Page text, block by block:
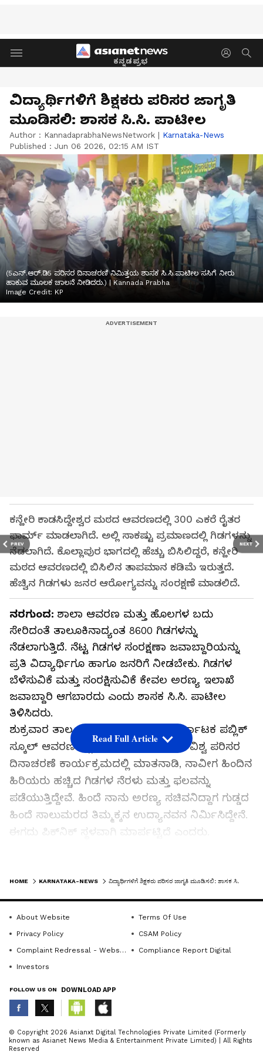
ಕನ್ನಡಪ್ರಭ
PREV NEXT
ವಿದ್ಯಾರ್ಥಿಗಳಿಗೆ ಶಿಕ್ಷಕರು ಪರಿಸರ ಜಾಗೃತಿ
ಮೂಡಿಸಲಿ: ಶಾಸಕ ಸಿ.ಸಿ. ಪಾಟೀಲ
Author : KannadaprabhaNewsNetwork | Karnataka-News
Published : Jun 06 2026, 02:15 AM IST
(5ಎನ್.ಆರ್.ಡಿ5 ಪರಿಸರ ದಿನಾಚರಣಿ ನಿಮಿತ್ತಯ ಶಾಸಕ ಸಿ.ಸಿ.ಪಾಟೀಲ ಸಸಿಗೆ ನೀರು
ಹಾಕುವ ಮೂಲಕ ಚಾಲನೆ ನೀಡಿದರು.) | Kannada Prabha
Image Credit: KP
ಕನ್ಹೇರಿ ಕಾಡಸಿದ್ದೇಶ್ವರ ಮಠದ ಆವರಣದಲ್ಲಿ 300 ಎಕರೆ ರೈತರ
ಫಾರ್ಮ್ ಮಾಡಲಾಗಿದೆ. ಅಲ್ಲಿ ಸಾಕಷ್ಟು ಪ್ರಮಾಣದಲ್ಲಿ ಗಿಡಗಳನ್ನು
ನೆಡಲಾಗಿದೆ. ಕೊಲ್ಲಾಪುರ ಭಾಗದಲ್ಲಿ ಹೆಚ್ಚು ಬಿಸಿಲಿದ್ದರೆ, ಕನ್ಹೇರಿ
ಮಠದ ಆವರಣದಲ್ಲಿ ಬಿಸಿಲಿನ ತಾಪಮಾನ ಕಡಿಮೆ ಇರುತ್ತದೆ.
ಹೆಚ್ವಿನ ಗಿಡಗಳು ಜನರ ಆರೋಗ್ಯವನ್ನು ಸಂರಕ್ಷಣೆ ಮಾಡಲಿದೆ.
ನರಗುಂದ: ಶಾಲಾ ಆವರಣ ಮತ್ತು ಹೊಲಗಳ ಬದು
ಸೇರಿದಂತೆ ತಾಲೂಕಿನಾದ್ಯಂತ 8600 ಗಿಡಗಳನ್ನು
ನೆಡಲಾಗುತ್ತಿದೆ. ನೆಟ್ಟ ಗಿಡಗಳ ಸಂರಕ್ಷಣಾ ಜವಾಬ್ದಾರಿಯನ್ನು
ಪ್ರತಿ ವಿದ್ಯಾರ್ಥಿಗೂ ಹಾಗೂ ಜನರಿಗೆ ನೀಡಬೇಕು. ಗಿಡಗಳ
ಬೆಳೆಸುವಿಕೆ ಮತ್ತು ಸಂರಕ್ಷಿಸುವಿಕೆ ಕೇವಲ ಅರಣ್ಯ ಇಲಾಖೆ
ಜವಾಬ್ದಾರಿ ಆಗಬಾರದು ಎಂದು ಶಾಸಕ ಸಿ.ಸಿ. ಪಾಟೀಲ
ತಿಳಿಸಿದರು.
ಶುಕ್ರವಾರ ತಾಲೂಕಿನ ಬನಹಟ್ಟಿ ಗ್ರಾಮದ ಕರ್ನಾಟಕ ಪಬ್ಲಿಕ್
ಸ್ಕೂಲ್ ಆವರಣದಲ್ಲಿ 2026- 27ನೇ ಸಾಲಿನ ವಿಶ್ವ ಪರಿಸರ
ದಿನಾಚರಣೆ ಕಾರ್ಯಕ್ರಮದಲ್ಲಿ ಮಾತನಾಡಿ, ನಾವೀಗ ಹಿಂದಿನ
ಹಿರಿಯರು ಹಚ್ಚಿದ ಗಿಡಗಳ ನೆರಳು ಮತ್ತು ಫಲವನ್ನು
ಪಡೆಯುತ್ತಿದ್ದೇವೆ. ಹಿಂದೆ ನಾನು ಅರಣ್ಯ ಸಚಿವನಿದ್ದಾಗ ಗುಡ್ಡದ
ಹಿಂದೆ ಸಾಲುಮರದ ತಿಮ್ಮಕ್ಕನ ಉದ್ಯಾನವನ ನಿರ್ಮಿಸಿದ್ದೇನೆ.
ಈಗದು ಪಿಕ್‌ನಿಕ್ ಸ್ಥಳವಾಗಿ ಮಾರ್ಪಟ್ಟಿದೆ ಎಂದರು.
ರೈತರ ಫಾರ್ಮ್ ಮಾಡಲಾಗಿದೆ. ಅಲ್ಲಿ ಸಾಕಷ್ಟು ಪ್ರಮಾಣದಲ್ಲಿ
ಗಿಡಗಳನ್ನು ನೆಡಲಾಗಿದೆ. ಕೊಲ್ಲಾಪುರ ಭಾಗದಲ್ಲಿ ಹೆಚ್ಚು
ಬಿಸಿಲಿದ್ದರೆ, ಕನ್ಹೇರಿ ಮಠದ ಆವರಣದಲ್ಲಿ ಬಿಸಿಲಿನ ತಾಪಮಾನ
ಕಡಿಮೆ ಇರುತ್ತದೆ. ಹೆಚ್ವಿನ ಗಿಡಗಳು ಜನರ ಆರೋಗ್ಯವನ್ನು
ಸಂರಕ್ಷಣೆ ಮಾಡಲಿದೆ ಎಂದರು.ಹಿಂದೆ ಯಡಿಯೂರಪ್ಪ
ಮುಖ್ಯಮಂತ್ರಿ ಆಗಿದ್ದಾಗ ಅವರ ಸಂಪುಟದಲ್ಲಿ ಅರಣ್ಯ ಸಚಿವ
ಬಿಎಸ್ವೈ ಅವರು ಗಣಿ ಮತ್ತು ಭೂ ವಿಜ್ಞಾನ ಇಲಾಖೆ
ಖಾತೆಯನ್ನು ಮಾತ್ರ ವಹಿಸಿಕೊಳ್ಳಬೇಕೆಂದು ತಿಳಿಸಿದರು. ಗಣಿ
ಖಾತೆಯಿಂದ ರಾಜ್ಯಕ್ಕೆ ವರ್ಷದಲ್ಲಿ 4500 ಕೋಟಿ ರು.
ಸಂಪನ್ಮೂಲ ಕ್ರೋಡೀಕರಿಸಿ ಕೊಟ್ಟಿದ್ದೇನೆ. ಅರಣ್ಯ
Read Full Article
ABOUT THE AUTHOR
K KannadaprabhaNewsNetwork
HOME KARNATAKA-NEWS
About Website
Terms Of Use
Privacy Policy
CSAM Policy
Complaint Redressal - Website
Compliance Report Digital
Investors
FOLLOW US ON DOWNLOAD APP
© Copyright 2026 Asianxt Digital Technologies Private Limited (Formerly
known as Asianet News Media & Entertainment Private Limited) | All Rights
Reserved